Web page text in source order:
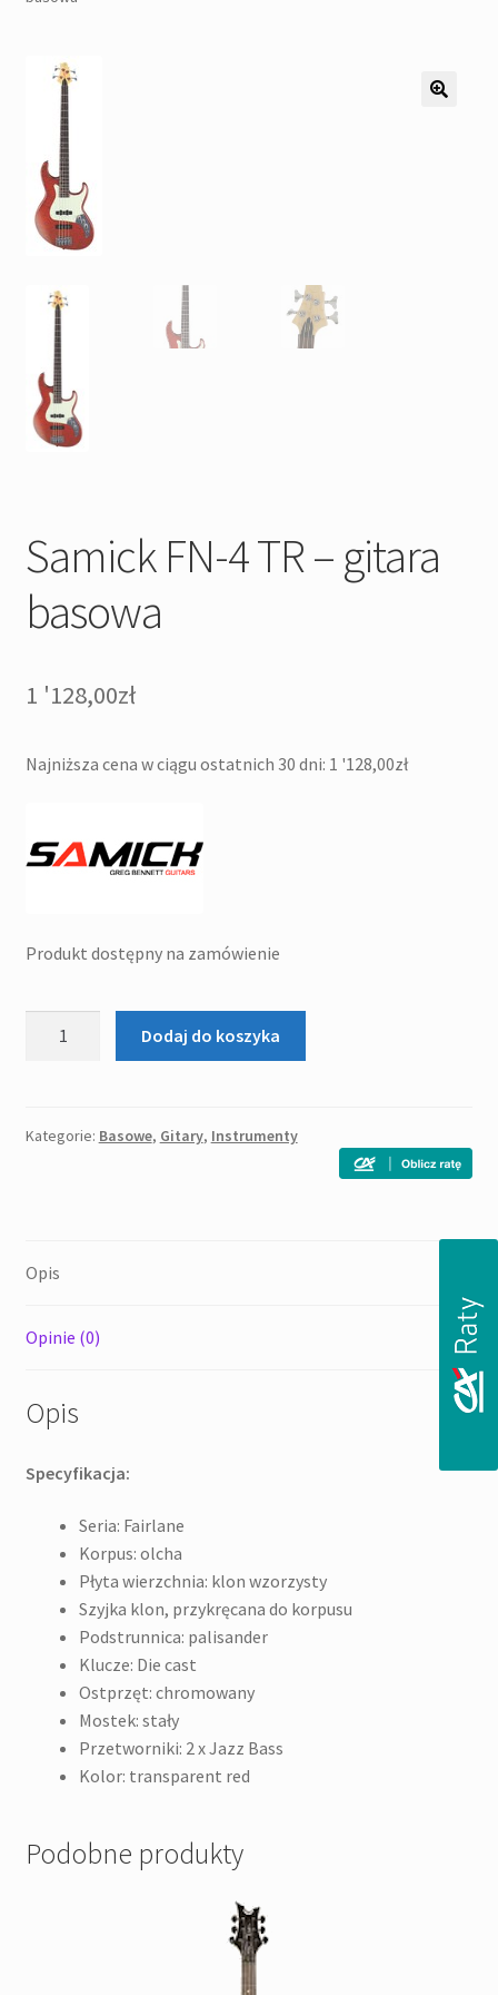
Pozostałe
Kontakt
Samick FN-4 TR – gitara
basowa
1 '128,00zł
Najniższa cena w ciągu ostatnich 30 dni: 1 '128,00zł
Produkt dostępny na zamówienie
TR
Dodaj do koszyka
Kategorie: Basowe, Gitary, Instrumenty
Opis
Opinie (0)
Opis
Specyfikacja:
Seria: Fairlane
Korpus: olcha
Płyta wierzchnia: klon wzorzysty
Szyjka klon, przykręcana do korpusu
Podstrunnica: palisander
Klucze: Die cast
Ostprzęt: chromowany
Mostek: stały
Przetworniki: 2 x Jazz Bass
Kolor: transparent red
Podobne produkty